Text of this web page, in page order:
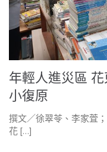
年輕人進災區
小復原
撰文／徐翠苓、李家萓
花 […]